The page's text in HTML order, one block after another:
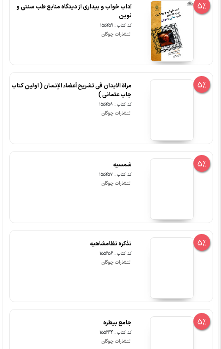
5%
آداب خواب و بیداری از دیدگاه منابع طب سنتی و
نوین
کد کتاب : 155259
انتشارات چوگان
5%
مراة الابدان فی تشریح أعضاء الإنسان ( اولین کتاب
چاپ عثمانی )
کد کتاب : 155258
انتشارات چوگان
5% شمسیه
کد کتاب : 155257
انتشارات چوگان
5% تذکره نظامشاهیه
کد کتاب : 155256
انتشارات چوگان
5% جامع بیطره
کد کتاب : 155244
انتشارات چوگان